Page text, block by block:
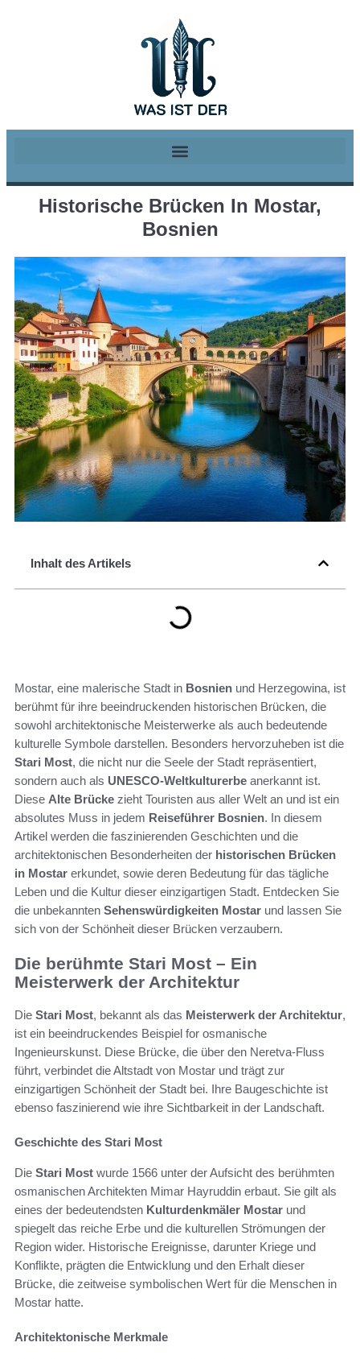
Historische Brücken In Mostar,
Bosnien
Inhalt des Artikels
Mostar, eine malerische Stadt in Bosnien und Herzegowina, ist
berühmt für ihre beeindruckenden historischen Brücken, die
sowohl architektonische Meisterwerke als auch bedeutende
kulturelle Symbole darstellen. Besonders hervorzuheben ist die
Stari Most, die nicht nur die Seele der Stadt repräsentiert,
sondern auch als UNESCO-Weltkulturerbe anerkannt ist.
Diese Alte Brücke zieht Touristen aus aller Welt an und ist ein
absolutes Muss in jedem Reiseführer Bosnien. In diesem
Artikel werden die faszinierenden Geschichten und die
architektonischen Besonderheiten der historischen Brücken
in Mostar erkundet, sowie deren Bedeutung für das tägliche
Leben und die Kultur dieser einzigartigen Stadt. Entdecken Sie
die unbekannten Sehenswürdigkeiten Mostar und lassen Sie
sich von der Schönheit dieser Brücken verzaubern.
Die berühmte Stari Most – Ein
Meisterwerk der Architektur
Die Stari Most, bekannt als das Meisterwerk der Architektur,
ist ein beeindruckendes Beispiel for osmanische
Ingenieurskunst. Diese Brücke, die über den Neretva-Fluss
führt, verbindet die Altstadt von Mostar und trägt zur
einzigartigen Schönheit der Stadt bei. Ihre Baugeschichte ist
ebenso faszinierend wie ihre Sichtbarkeit in der Landschaft.
Geschichte des Stari Most
Die Stari Most wurde 1566 unter der Aufsicht des berühmten
osmanischen Architekten Mimar Hayruddin erbaut. Sie gilt als
eines der bedeutendsten Kulturdenkmäler Mostar und
spiegelt das reiche Erbe und die kulturellen Strömungen der
Region wider. Historische Ereignisse, darunter Kriege und
Konflikte, prägten die Entwicklung und den Erhalt dieser
Brücke, die zeitweise symbolischen Wert für die Menschen in
Mostar hatte.
Architektonische Merkmale